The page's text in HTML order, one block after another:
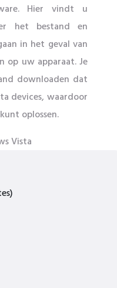
Hier vindt u
het bestand en
in het geval van
op uw apparaat. Je
downloaden dat
devices, waardoor
oplossen.
Vista